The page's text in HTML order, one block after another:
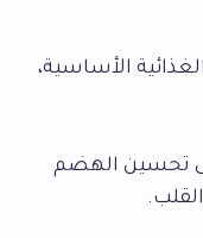
الأساسية،
تحسين الهضم